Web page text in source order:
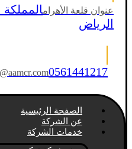
عنوان قلعة الأهرامالمملكة
الرياض
0561441217
الصفحة الرئيسية
عن الشركة
خدمات الشركة